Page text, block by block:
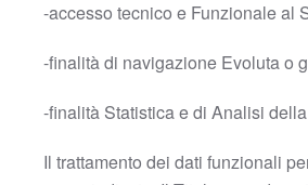
-accesso tecnico e Funzionale al
-finalità di navigazione Evoluta o
-finalità Statistica e di Analisi
Il trattamento dei dati funzionali